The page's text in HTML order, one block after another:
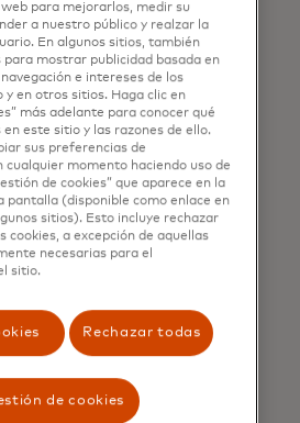
y demás
las
recursos necesarios
formas de
con sus clientes.
solo tecnología,
y mejores
facilita una
reduce las
una
sostenible que
y
un entorno cada
de Reservación
con la
para mejorarlos, medir su
a nuestro público y realzar la
En algunos sitios, también
para mostrar publicidad basada en
e intereses de los
y en otros sitios. Haga clic en
más adelante para conocer qué
este sitio y las razones de ello.
sus preferencias de
cualquier momento haciendo uso de
de cookies” que aparece en la
pantalla (disponible como enlace en
sitios). Esto incluye rechazar
cookies, a excepción de aquellas
necesarias para el
sitio.
Rechazar todas
de cookies